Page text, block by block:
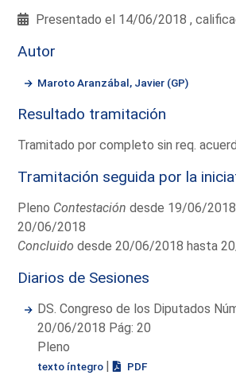
Presentado el 14/06/2018 ,
Autor
Maroto Aranzábal, Javier (GP)
Resultado tramitación
Tramitado por completo sin req.
Tramitación seguida por la
Pleno Contestación desde 19/06/
20/06/2018
Concluido desde 20/06/2018 hasta
Diarios de Sesiones
DS. Congreso de los Diputados
20/06/2018 Pág: 20
Pleno
texto íntegro | PDF